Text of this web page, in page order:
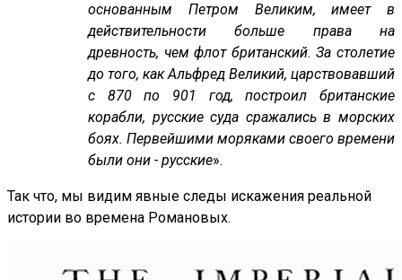
основанным Петром Великим, имеет в
действительности больше права на
древность, чем флот британский. За столетие
до того, как Альфред Великий, царствовавший
с 870 по 901 год, построил британские
корабли, русские суда сражались в морских
боях. Первейшими моряками своего времени
были они - русские».
Так что, мы видим явные следы искажения реальной
истории во времена Романовых.